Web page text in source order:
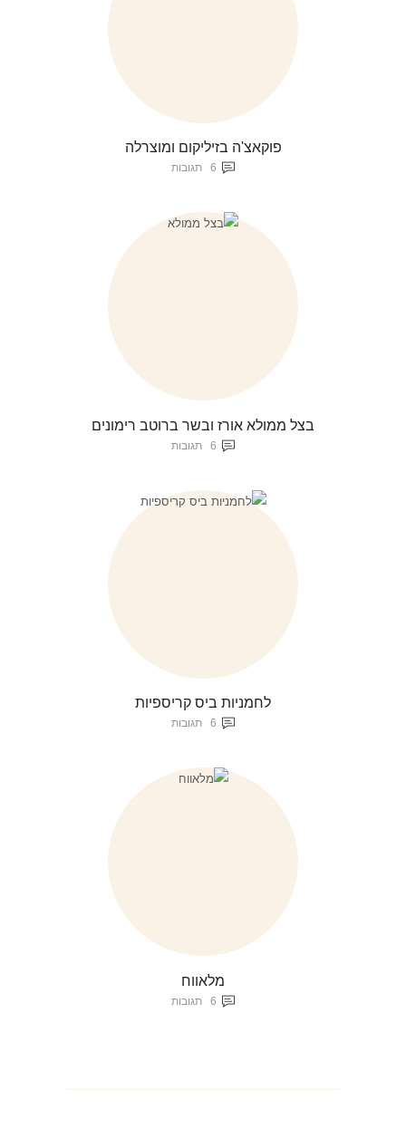
פוקאצ'ה בזיליקום ומוצרלה
6 תגובות
בצל ממולא אורז ובשר ברוטב רימונים
6 תגובות
לחמניות ביס קריספיות
6 תגובות
מלאווח
6 תגובות